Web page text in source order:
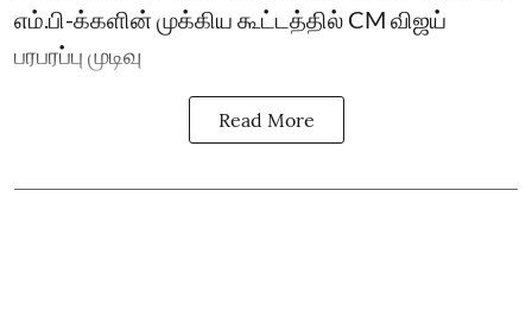
எம்.பி-க்களின் முக்கிய கூட்டத்தில் CM விஜய்
பரபரப்பு முடிவு
Read More